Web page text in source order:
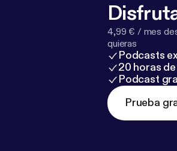
4,99 € / mes
quieras
Podcasts
20 horas
Podcast
Prueba